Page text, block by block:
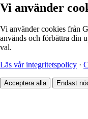
Vi använder
Vi använder cookies från
används och förbättra din
val.
Läs vår integritetspolicy ·
Acceptera alla Endast